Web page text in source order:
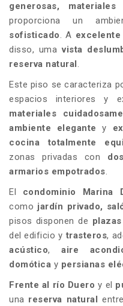
generosas,
proporciona un
sofisticado. A
disso, umavista
reserva natural .
Este piso se caracteriza
espacios interiores y
materiales
ambiente elegante y
cocina totalmente
zonas privadas con dos
armarios empotrados.
El condominio Marina
como jardín privado,
pisos disponen de
del edificio y trasteros,
acústico,aire
domótica y persianas
Frente al río Duero y el
una reserva natural